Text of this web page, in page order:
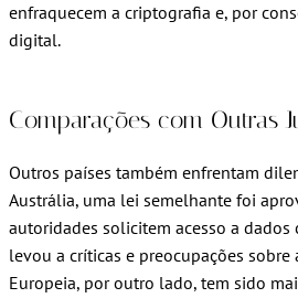
enfraquecem a criptografia e, por
digital.
Comparações com Outras
Outros países também enfrentam
Austrália, uma lei semelhante foi
autoridades solicitem acesso a
levou a críticas e preocupações sobre
Europeia, por outro lado, tem sido